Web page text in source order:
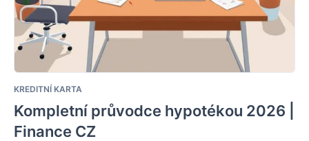
KREDITNÍ KARTA
Kompletní průvodce hypotékou 2026 |
Finance CZ